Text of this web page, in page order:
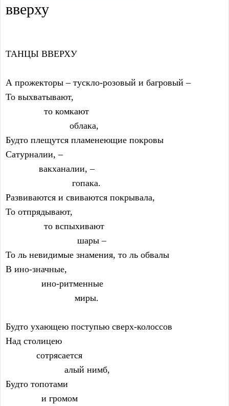
вверху
ТАНЦЫ ВВЕРХУ
А прожекторы – тускло-розовый и багровый –
То выхватывают,
               то комкают
                         облака,
Будто плещутся пламенеющие покровы
Сатурналии, –
             вакханалии, –
                          гопака.
Развиваются и свиваются покрывала,
То отпрядывают,
               то вспыхивают
                            шары –
То ль невидимые знамения, то ль обвалы
В ино-значные,
              ино-ритменные
                           миры.
Будто ухающею поступью сверх-колоссов
Над столицею
            сотрясается
                       алый нимб,
Будто топотами
              и громом